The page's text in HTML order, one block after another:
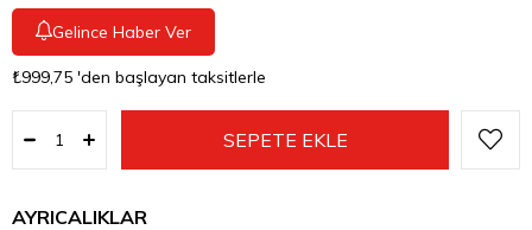
Gelince Haber Ver
₺999,75 'den başlayan taksitlerle
AYRICALIKLAR